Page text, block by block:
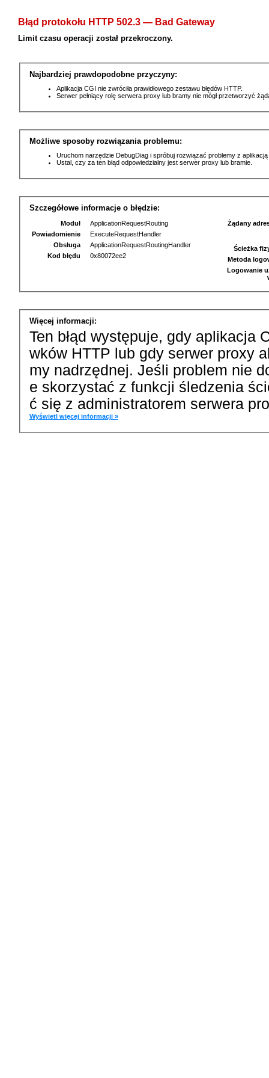
Błąd protokołu HTTP 502.3 — Bad Gateway
Limit czasu operacji został przekroczony.
Najbardziej prawdopodobne przyczyny:
Aplikacja CGI nie zwróciła prawidłowego zestawu błędów HTTP.
Serwer pełniący rolę serwera proxy lub bramy nie mógł przetworzyć
Możliwe sposoby rozwiązania problemu:
Uruchom narzędzie DebugDiag i spróbuj rozwiązać problemy z
Ustal, czy za ten błąd odpowiedzialny jest serwer proxy lub bramie.
Szczegółowe informacje o błędzie:
Moduł
ApplicationRequestRouting
Powiadomienie
ExecuteRequestHandler
Obsługa
ApplicationRequestRoutingHandler
Kod błędu
0x80072ee2
Żądany
Ścieżka
Metoda
Logowanie
Więcej informacji:
Ten błąd występuje, gdy aplikacja
wków HTTP lub gdy serwer proxy
my nadrzędnej. Jeśli problem nie
e skorzystać z funkcji śledzenia
ć się z administratorem serwera
Wyświetl więcej informacji »